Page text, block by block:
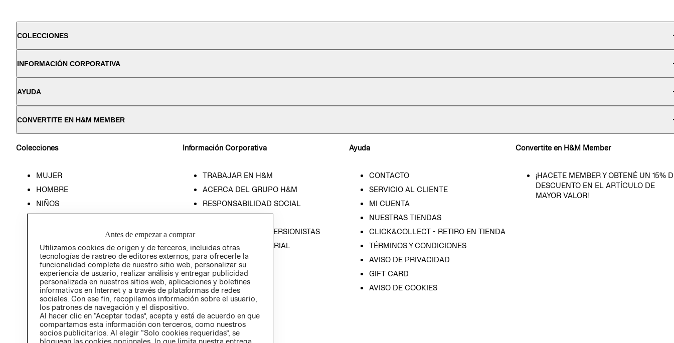
COLECCIONES
INFORMACIÓN CORPORATIVA
AYUDA
CONVERTITE EN H&M MEMBER
Colecciones
MUJER
HOMBRE
NIÑOS
Información Corporativa
TRABAJAR EN H&M
ACERCA DEL GRUPO H&M
RESPONSABILIDAD SOCIAL
RELACIÓN CON INVERSIONISTAS
POLÍTICA EMPRESARIAL
Ayuda
CONTACTO
SERVICIO AL CLIENTE
MI CUENTA
NUESTRAS TIENDAS
CLICK&COLLECT - RETIRO EN TIENDA
TÉRMINOS Y CONDICIONES
AVISO DE PRIVACIDAD
GIFT CARD
AVISO DE COOKIES
Convertite en H&M Member
¡HACETE MEMBER Y OBTENÉ UN 15%
DESCUENTO EN EL ARTÍCULO DE
MAYOR VALOR!
Antes de empezar a comprar
Utilizamos cookies de origen y de terceros, incluidas otras
tecnologías de rastreo de editores externos, para ofrecerle la
funcionalidad completa de nuestro sitio web, personalizar su
experiencia de usuario, realizar análisis y entregar publicidad
personalizada en nuestros sitios web, aplicaciones y boletines
informativos en Internet y a través de plataformas de redes
sociales. Con ese fin, recopilamos información sobre el usuario,
los patrones de navegación y el dispositivo.
Al hacer clic en “Aceptar todas”, acepta y está de acuerdo en que
compartamos esta información con terceros, como nuestros
socios publicitarios. Al elegir “Solo cookies requeridas”, se
bloquean las cookies opcionales, lo que limita nuestra entrega